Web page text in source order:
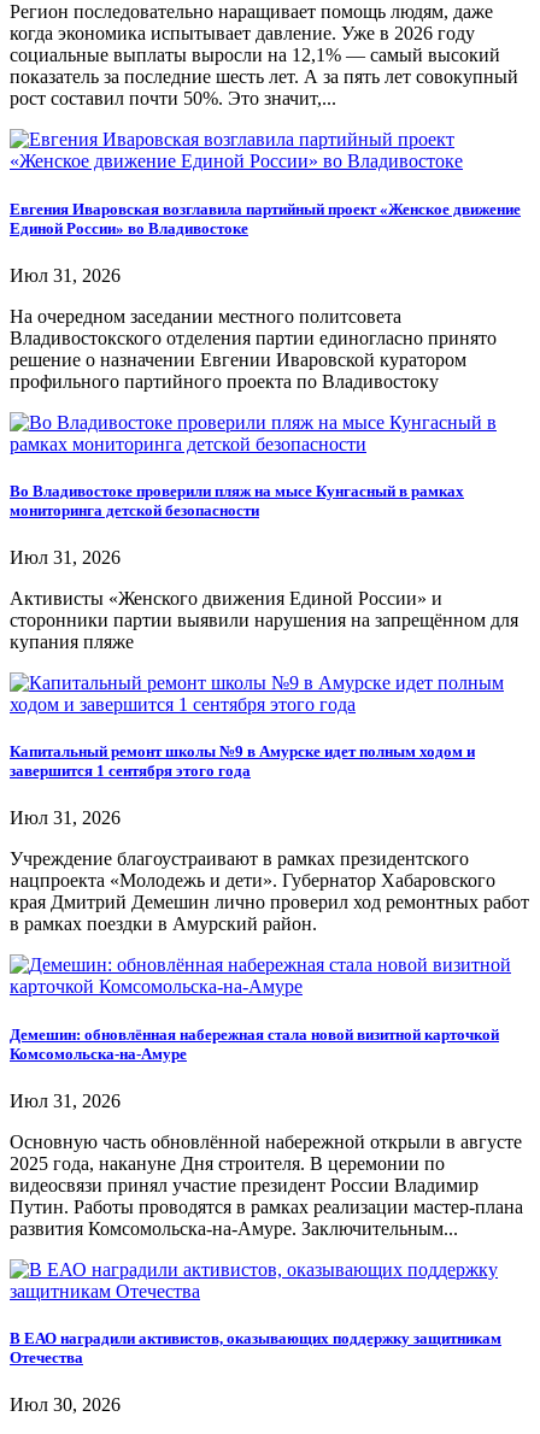
Регион последовательно наращивает помощь людям, даже
когда экономика испытывает давление. Уже в 2026 году
социальные выплаты выросли на 12,1% — самый высокий
показатель за последние шесть лет. А за пять лет совокупный
рост составил почти 50%. Это значит,...
Евгения Иваровская возглавила партийный проект «Женское движение
Единой России» во Владивостоке
Июл 31, 2026
На очередном заседании местного политсовета
Владивостокского отделения партии единогласно принято
решение о назначении Евгении Иваровской куратором
профильного партийного проекта по Владивостоку
Во Владивостоке проверили пляж на мысе Кунгасный в рамках
мониторинга детской безопасности
Июл 31, 2026
Активисты «Женского движения Единой России» и
сторонники партии выявили нарушения на запрещённом для
купания пляже
Капитальный ремонт школы №9 в Амурске идет полным ходом и
завершится 1 сентября этого года
Июл 31, 2026
Учреждение благоустраивают в рамках президентского
нацпроекта «Молодежь и дети». Губернатор Хабаровского
края Дмитрий Демешин лично проверил ход ремонтных работ
в рамках поездки в Амурский район.
Демешин: обновлённая набережная стала новой визитной карточкой
Комсомольска-на-Амуре
Июл 31, 2026
Основную часть обновлённой набережной открыли в августе
2025 года, накануне Дня строителя. В церемонии по
видеосвязи принял участие президент России Владимир
Путин. Работы проводятся в рамках реализации мастер-плана
развития Комсомольска-на-Амуре. Заключительным...
В ЕАО наградили активистов, оказывающих поддержку защитникам
Отечества
Июл 30, 2026